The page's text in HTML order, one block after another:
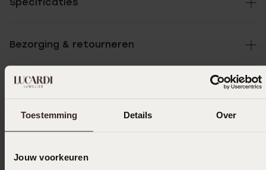
Toestemming Details Over
Jouw voorkeuren
Bezorging & retourneren
Ook leuk voor jou